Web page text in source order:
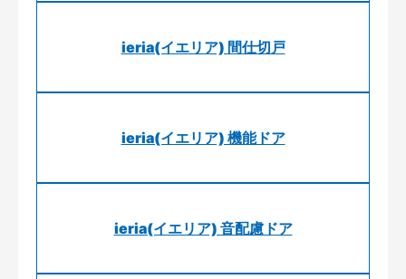
ieria(イエリア) 間仕切戸
ieria(イエリア) 機能ドア
ieria(イエリア) 音配慮ドア